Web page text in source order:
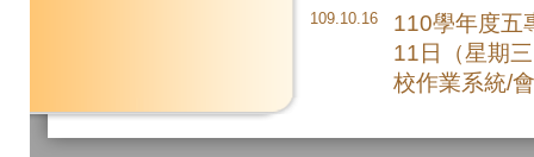
109.10.16
110學年度五
11日（星期
校作業系統/